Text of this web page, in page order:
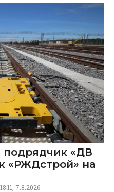
«ДВ
«РЖДстрой» на
18:11, 7.8.2026